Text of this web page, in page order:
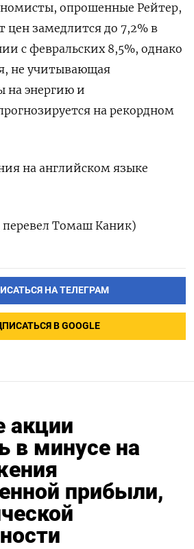
опрошенные Рейтер,
цен замедлится до 7,2% в
с февральских 8,5%, однако
не учитывающая
на энергию и
на рекордном
на английском языке
перевел Томаш Каник)
НА ТЕЛЕГРАМ
В GOOGLE
акции
в минусе на
прибыли,